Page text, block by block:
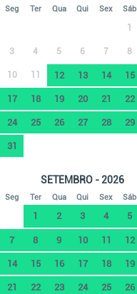
Seg Ter Qua Qui Sex Sáb
1
3 4 5 6 7 8
10 11 12 13 14 15
17 18 19 20 21 22
24 25 26 27 28 29
31
SETEMBRO - 2026
Seg Ter Qua Qui Sex Sáb
1 2 3 4 5
7 8 9 10 11 12
14 15 16 17 18 19
21 22 23 24 25 26